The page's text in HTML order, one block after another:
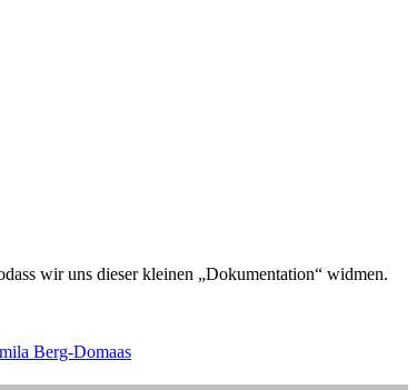
wir uns dieser kleinen „Dokumentation“ widmen.
Berg-Domaas